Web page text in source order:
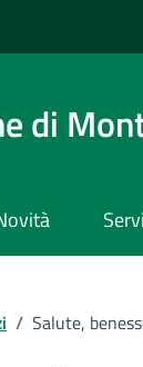
di
/ Salute,